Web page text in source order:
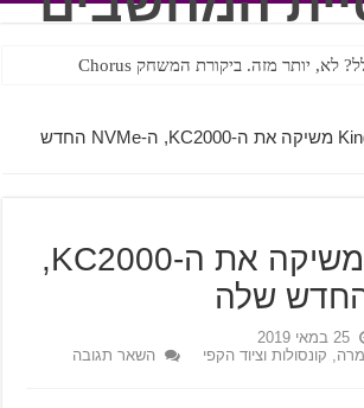
Kingston משיקה את ה-KC2000, ה-NVMe החדש
Kingston משיקה את ה-KC2000,
25 במאי 2019
קונסולות וציוד הקפי
השאר תגובה